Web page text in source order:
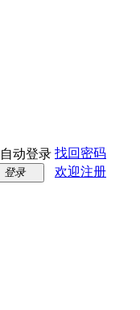
自动登录 找回密码
登录 欢迎注册